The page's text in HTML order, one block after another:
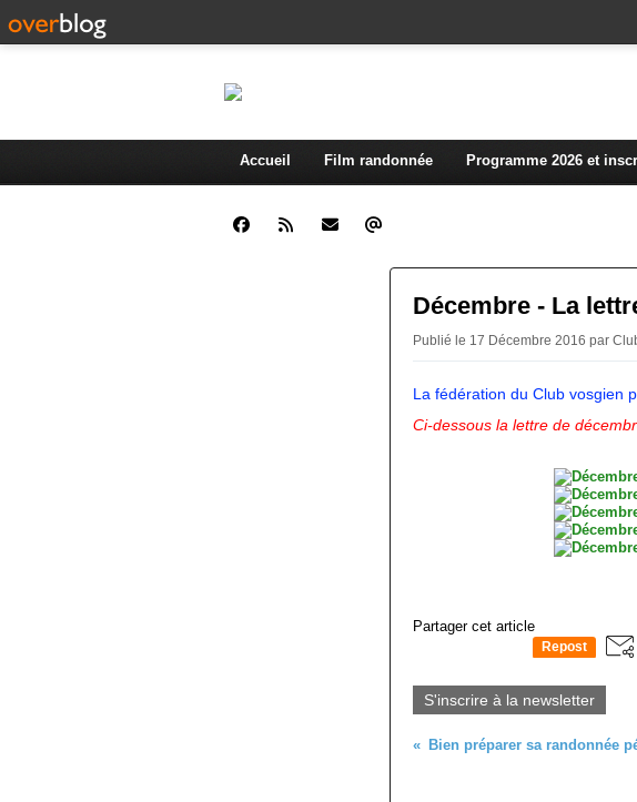
Accueil Film randonnée Programme 2026 et
Décembre - La
Publié le 17 Décembre 2016 par
La fédération du Club vosgien
Ci-dessous la lettre de
Partager cet article
Repost
S'inscrire à la newsletter